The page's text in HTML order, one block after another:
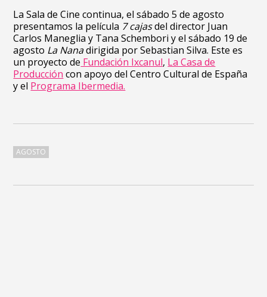
La Sala de Cine continua, el sábado 5 de agosto
presentamos la película 7 cajasdel director Juan
Carlos Maneglia y Tana Schembori y el sábado 19 de
agosto La Nanadirigida por Sebastian Silva. Este es
un proyecto de Fundación Ixcanul, La Casa de
Producción con apoyo del Centro Cultural de España
y el Programa Ibermedia.
AGOSTO